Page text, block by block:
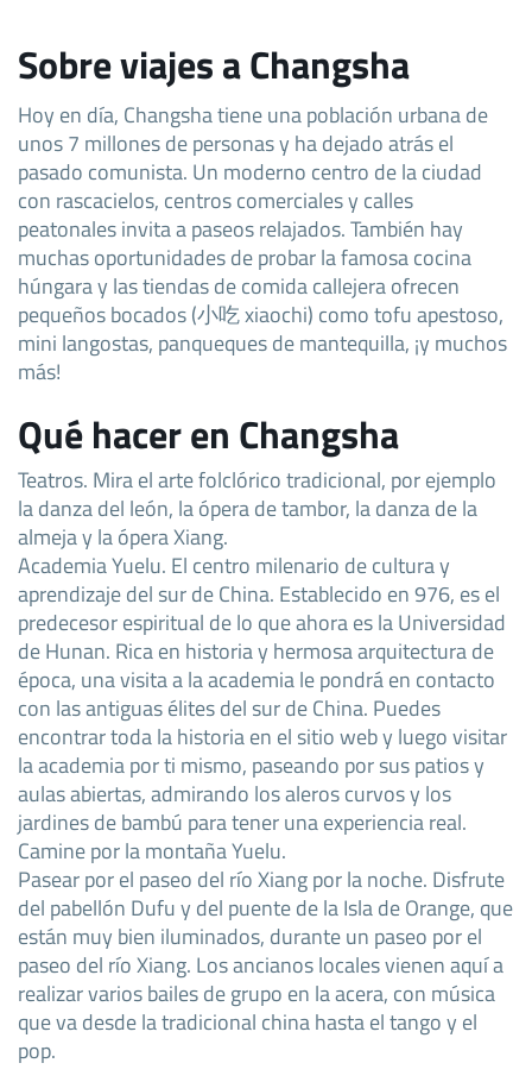
Sobre viajes a Changsha
Hoy en día, Changsha tiene una población urbana de
unos 7 millones de personas y ha dejado atrás el
pasado comunista. Un moderno centro de la ciudad
con rascacielos, centros comerciales y calles
peatonales invita a paseos relajados. También hay
muchas oportunidades de probar la famosa cocina
húngara y las tiendas de comida callejera ofrecen
pequeños bocados (小吃 xiaochi) como tofu apestoso,
mini langostas, panqueques de mantequilla, ¡y muchos
más!
Qué hacer en Changsha
Teatros. Mira el arte folclórico tradicional, por ejemplo
la danza del león, la ópera de tambor, la danza de la
almeja y la ópera Xiang.
Academia Yuelu. El centro milenario de cultura y
aprendizaje del sur de China. Establecido en 976, es el
predecesor espiritual de lo que ahora es la Universidad
de Hunan. Rica en historia y hermosa arquitectura de
época, una visita a la academia le pondrá en contacto
con las antiguas élites del sur de China. Puedes
encontrar toda la historia en el sitio web y luego visitar
la academia por ti mismo, paseando por sus patios y
aulas abiertas, admirando los aleros curvos y los
jardines de bambú para tener una experiencia real.
Camine por la montaña Yuelu.
Pasear por el paseo del río Xiang por la noche. Disfrute
del pabellón Dufu y del puente de la Isla de Orange, que
están muy bien iluminados, durante un paseo por el
paseo del río Xiang. Los ancianos locales vienen aquí a
realizar varios bailes de grupo en la acera, con música
que va desde la tradicional china hasta el tango y el
pop.